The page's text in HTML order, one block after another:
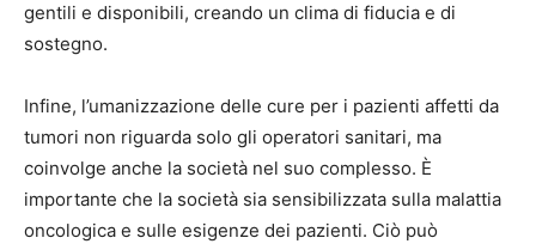
gentili e disponibili, creando un clima di fiducia e di
sostegno.
Infine, l’umanizzazione delle cure per i pazienti affetti da
tumori non riguarda solo gli operatori sanitari, ma
coinvolge anche la società nel suo complesso. È
importante che la società sia sensibilizzata sulla malattia
oncologica e sulle esigenze dei pazienti. Ciò può